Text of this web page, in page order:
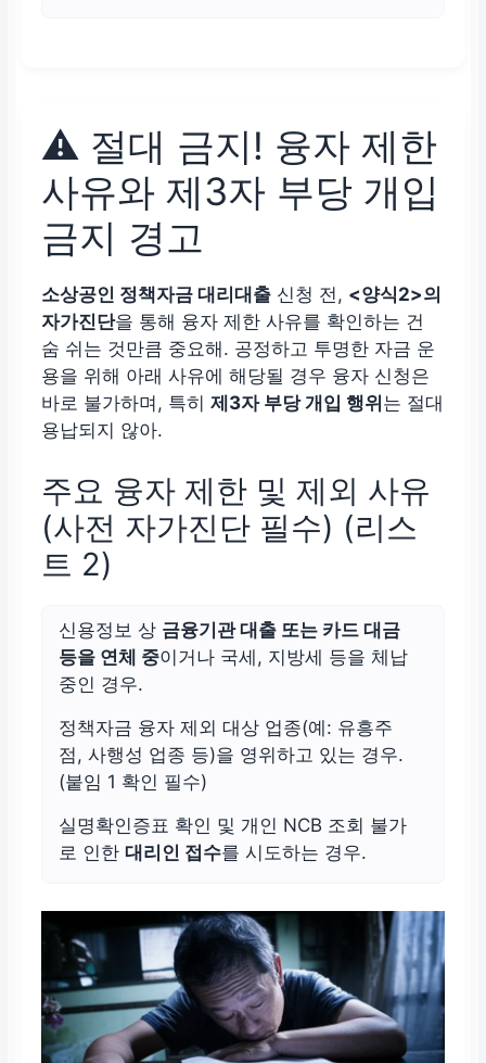
⚠️ 절대 금지! 융자 제한
사유와 제3자 부당 개입
금지 경고
소상공인 정책자금 대리대출 신청 전, <양식2>의
자가진단을 통해 융자 제한 사유를 확인하는 건
숨 쉬는 것만큼 중요해. 공정하고 투명한 자금 운
용을 위해 아래 사유에 해당될 경우 융자 신청은
바로 불가하며, 특히제3자 부당 개입 행위 는 절대
용납되지 않아.
주요 융자 제한 및 제외 사유
(사전 자가진단 필수) (리스
트 2)
신용정보 상 금융기관 대출 또는 카드 대금
등을 연체 중이거나 국세, 지방세 등을 체납
중인 경우.
정책자금 융자 제외 대상 업종(예: 유흥주
점, 사행성 업종 등)을 영위하고 있는 경우.
(붙임 1 확인 필수)
실명확인증표 확인 및 개인 NCB 조회 불가
로 인한대리인 접수를 시도하는 경우.